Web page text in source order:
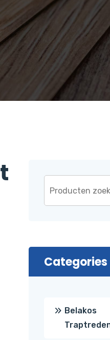
Categories
Belakos